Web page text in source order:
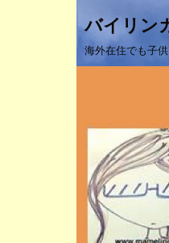
バイリン
海外在住でも子